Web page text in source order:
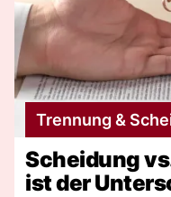
Trennung &
Scheidung
ist der